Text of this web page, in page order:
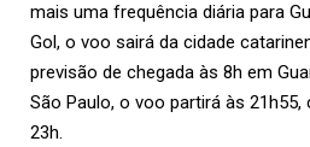
mais uma frequência diária para
Gol, o voo sairá da cidade
previsão de chegada às 8h em
São Paulo, o voo partirá às 21h55,
23h.